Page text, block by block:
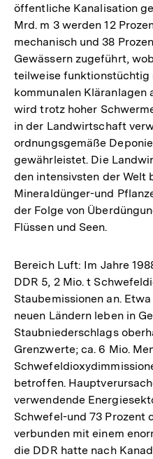
öffentliche Kanalisation
Mrd. m 3 werden 12
mechanisch und 38
Gewässern zugeführt,
teilweise funktionstüchtig
kommunalen Kläranlagen
wird trotz hoher
in der Landwirtschaft
ordnungsgemäße
gewährleistet. Die
den intensivsten der Welt
Mineraldünger-und
der Folge von
Flüssen und Seen.
Bereich Luft: Im Jahre
DDR 5, 2 Mio. t
Staubemissionen an.
neuen Ländern leben in
Staubniederschlags
Grenzwerte; ca. 6 Mio.
betroffen.
verwendende
Schwefel-und 73 Prozent
verbunden mit einem
die DDR hatte nach